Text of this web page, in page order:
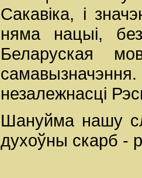
Сакавіка, і
няма нацыі,
Беларуская
незалежнасці
Шануйма нашу
духоўны скарб -